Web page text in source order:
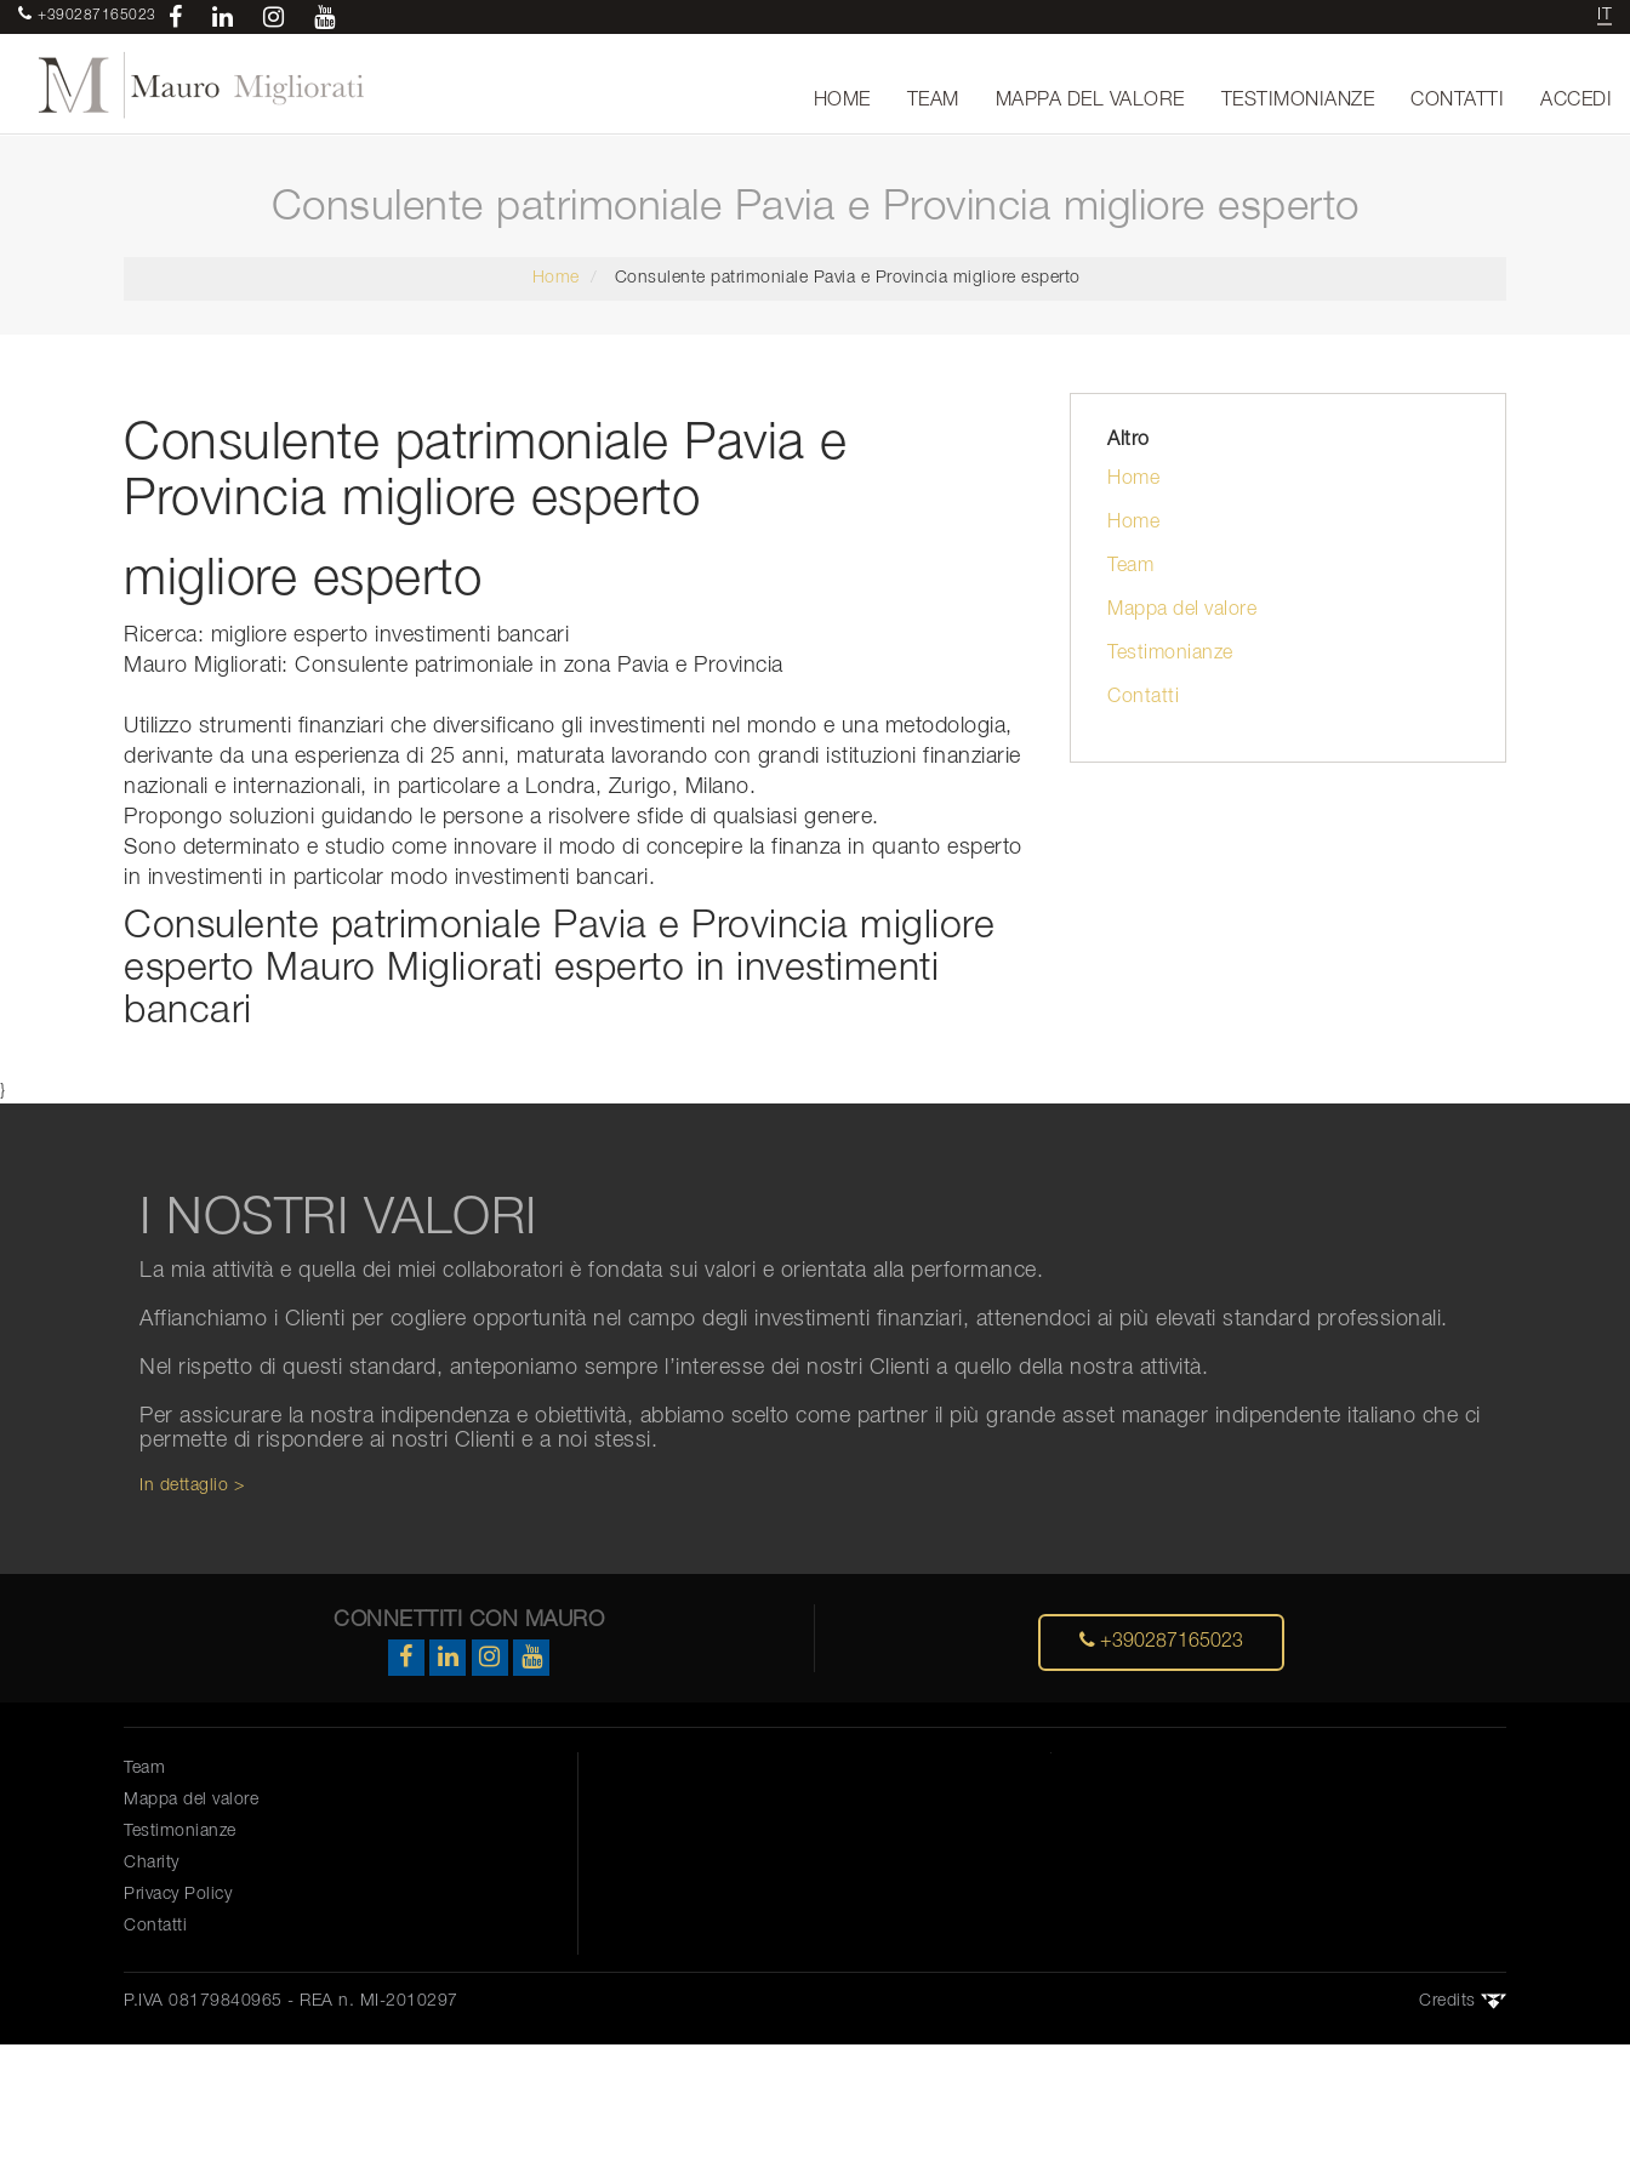
+390287165023
HOME TEAM MAPPA DEL VALORE TESTIMONIANZE CONTATTI ACCEDI
Consulente patrimoniale Pavia e Provincia migliore esperto
Home Consulente patrimoniale Pavia e Provincia migliore esperto
Consulente patrimoniale Pavia e
Provincia migliore esperto
migliore esperto
Ricerca: migliore esperto investimenti bancari
Mauro Migliorati: Consulente patrimoniale in zona Pavia e Provincia
Utilizzo strumenti finanziari che diversificano gli investimenti nel mondo e una metodologia,
derivante da una esperienza di 25 anni, maturata lavorando con grandi istituzioni finanziarie
nazionali e internazionali, in particolare a Londra, Zurigo, Milano.
Propongo soluzioni guidando le persone a risolvere sfide di qualsiasi genere.
Sono determinato e studio come innovare il modo di concepire la finanza in quanto esperto
in investimenti in particolar modo investimenti bancari.
Consulente patrimoniale Pavia e Provincia migliore
esperto Mauro Migliorati esperto in investimenti
bancari
Altro
Home
Home
Team
Mappa del valore
Testimonianze
Contatti
}
I NOSTRI VALORI
La mia attività e quella dei miei collaboratori è fondata sui valori e orientata alla performance.
Affianchiamo i Clienti per cogliere opportunità nel campo degli investimenti finanziari, attenendoci ai più elevati standard professionali.
Nel rispetto di questi standard, anteponiamo sempre l’interesse dei nostri Clienti a quello della nostra attività.
Per assicurare la nostra indipendenza e obiettività, abbiamo scelto come partner il più grande asset manager indipendente italiano che ci
permette di rispondere ai nostri Clienti e a noi stessi.
In dettaglio >
CONNETTITI CON MAURO
+390287165023
Team
Mappa del valore
Testimonianze
Charity
Privacy Policy
Contatti
P.IVA 08179840965 - REA n. MI-2010297 Credits